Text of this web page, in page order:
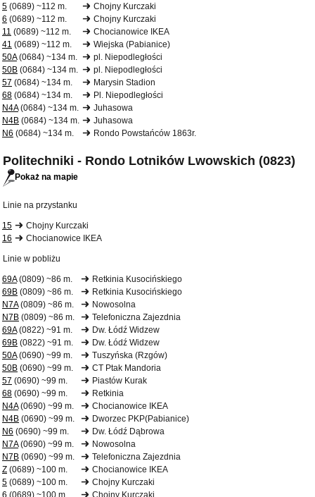
5 (0689) ~112 m.
Chojny Kurczaki
6 (0689) ~112 m.
Chojny Kurczaki
11 (0689) ~112 m.
Chocianowice IKEA
41 (0689) ~112 m.
Wiejska (Pabianice)
50A(0684) ~134 m.
pl. Niepodległości
50B (0684) ~134 m.
pl. Niepodległości
57 (0684) ~134 m.
Marysin Stadion
68 (0684) ~134 m.
Pl. Niepodległości
N4A(0684) ~134 m.
Juhasowa
N4B (0684) ~134 m.
Juhasowa
N6 (0684) ~134 m. Rondo Powstańców 1863r.
Politechniki - Rondo Lotników Lwowskich (0823)
Pokaż na mapie
Linie na przystanku
15
Chojny Kurczaki
16
Chocianowice IKEA
Linie w pobliżu
69A(0809) ~86 m.
Retkinia Kusocińskiego
69B (0809) ~86 m.
Retkinia Kusocińskiego
N7A(0809) ~86 m.
Nowosolna
N7B (0809) ~86 m.
Telefoniczna Zajezdnia
69A(0822) ~91 m.
Dw. Łódź Widzew
69B (0822) ~91 m.
Dw. Łódź Widzew
50A(0690) ~99 m.
Tuszyńska (Rzgów)
50B (0690) ~99 m.
CT Ptak Mandoria
57 (0690) ~99 m.
Piastów Kurak
68 (0690) ~99 m.
Retkinia
N4A(0690) ~99 m.
Chocianowice IKEA
N4B (0690) ~99 m.
Dworzec PKP(Pabianice)
N6 (0690) ~99 m.
Dw. Łódź Dąbrowa
N7A(0690) ~99 m.
Nowosolna
N7B (0690) ~99 m.
Telefoniczna Zajezdnia
Z (0689) ~100 m.
Chocianowice IKEA
5 (0689) ~100 m.
Chojny Kurczaki
6 (0689) ~100 m. Chojny Kurczaki